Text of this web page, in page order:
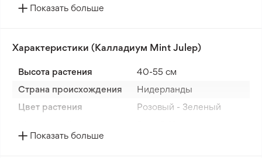
тенистых ландшафтов. Он также прекрасно растет
в комнатных условиях.
Каладиум гармонично сочетается с такими
растениями, как бегонии и астильбы, которые
Mint Julep - необычное растение с уникальной
Показать больше
Характеристики (Калладиум Mint Julep)
Высота растения
40-55 см
Страна происхождения
Нидерланды
Цвет растения
Розовый - Зеленый
Корень
Показать больше